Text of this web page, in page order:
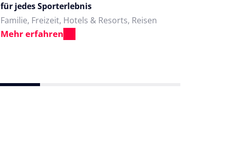
für jedes Sporterlebnis
Familie, Freizeit, Hotels & Resorts, Reisen
Mehr erfahren